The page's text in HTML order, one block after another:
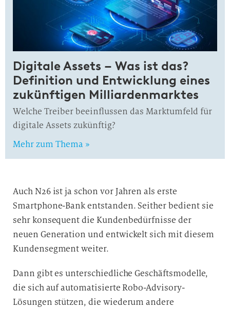
Digitale Assets – Was ist das?
Definition und Entwicklung eines
zukünftigen Milliardenmarktes
Welche Treiber beeinflussen das Marktumfeld für
digitale Assets zukünftig?
Mehr zum Thema »
Auch N26 ist ja schon vor Jahren als erste
Smartphone-Bank entstanden. Seither bedient sie
sehr konsequent die Kundenbedürfnisse der
neuen Generation und entwickelt sich mit diesem
Kundensegment weiter.
Dann gibt es unterschiedliche Geschäftsmodelle,
die sich auf automatisierte Robo-Advisory-
Lösungen stützen, die wiederum andere